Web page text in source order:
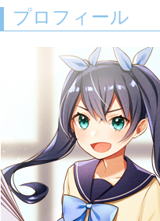
プロフィール